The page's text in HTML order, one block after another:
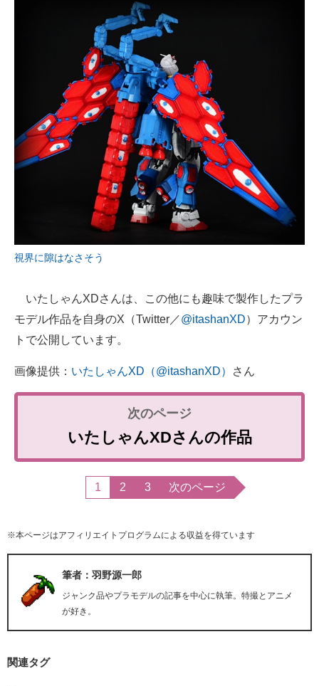
視界に隙はなさそう
いたしゃんXDさんは、この他にも趣味で製作したプラ
モデル作品を自身のX（Twitter／@itashanXD）アカウン
トで公開しています。
画像提供： いたしゃんXD（@itashanXD） さん
いたしゃんXDさんの作品
1 2 3 次のページ
※本ページはアフィリエイトプログラムによる収益を得ています
筆者：羽野源一郎
ジャンク品やプラモデルの記事を中心に執筆。特撮とアニメ
が好き。
関連タグ